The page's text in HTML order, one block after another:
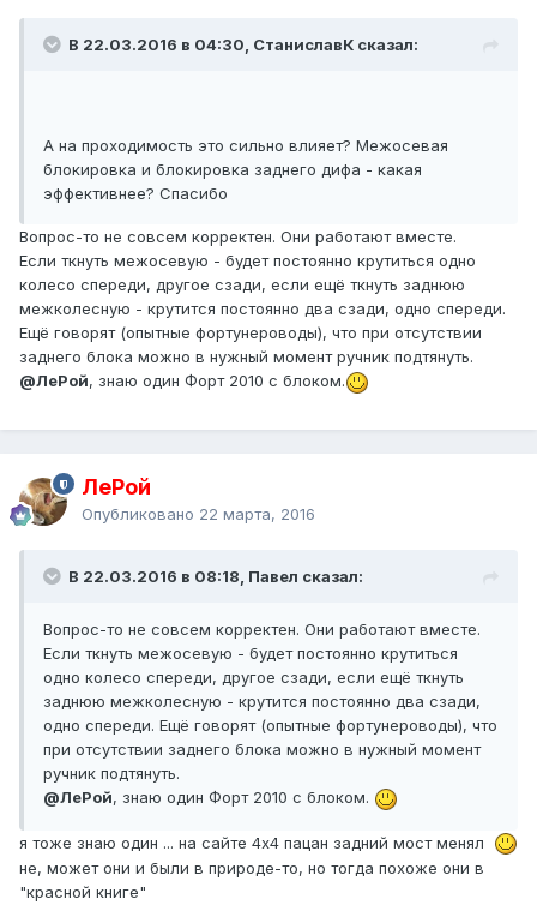
В 22.03.2016 в 04:30, СтаниславК сказал:
А на проходимость это сильно влияет? Межосевая
блокировка и блокировка заднего дифа - какая
эффективнее? Спасибо
Вопрос-то не совсем корректен. Они работают вместе.
Если ткнуть межосевую - будет постоянно крутиться одно
колесо спереди, другое сзади, если ещё ткнуть заднюю
межколесную - крутится постоянно два сзади, одно спереди.
Ещё говорят (опытные фортунероводы), что при отсутствии
заднего блока можно в нужный момент ручник подтянуть.
@ЛеРой, знаю один Форт 2010 с блоком.
ЛеРой
Опубликовано 22 марта, 2016
В 22.03.2016 в 08:18, Павел сказал:
Вопрос-то не совсем корректен. Они работают вместе.
Если ткнуть межосевую - будет постоянно крутиться
одно колесо спереди, другое сзади, если ещё ткнуть
заднюю межколесную - крутится постоянно два сзади,
одно спереди. Ещё говорят (опытные фортунероводы), что
при отсутствии заднего блока можно в нужный момент
ручник подтянуть.
@ЛеРой, знаю один Форт 2010 с блоком.
я тоже знаю один ... на сайте 4х4 пацан задний мост менял
не, может они и были в природе-то, но тогда похоже они в
"красной книге"